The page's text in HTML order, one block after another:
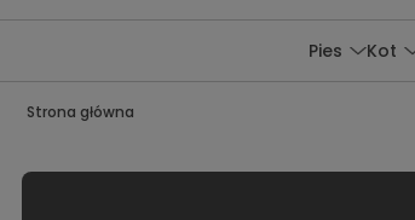
Pies Kot
Strona główna